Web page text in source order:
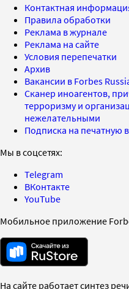
Контактная
Правила обработки
Реклама в журнале
Реклама на сайте
Условия перепечатки
Архив
Вакансии в Forbes
Сканер иноагентов,
терроризму и
нежелательными
Подписка на печатную
Мы в соцсетях:
Telegram
ВКонтакте
YouTube
Мобильное приложение
На сайте работает синтез